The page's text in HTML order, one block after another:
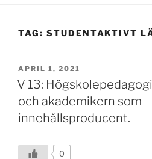
TAG: STUDENTAKTIVT
POSTED
ON
APRIL 1, 2021
V 13:
och akademikern som
innehållsproducent.
0